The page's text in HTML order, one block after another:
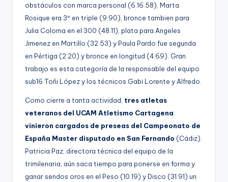
obstáculos con marca personal (6.16.58), Marta
Rosique era 3º en triple (9.90), bronce tambien para
Julia Coloma en el 300 (48.11), plata para Angeles
Jimenez en Martillo (32.53) y Paula Pardo fue segunda
en Pértiga (2.20) y bronce en longitud (4.69). Gran
trabajo es esta categoría de la responsable del equipo
sub16 Toñi López y los técnicos Gabi Lorente y Alfredo.
Como cierre a tanta actividad, tres atletas
veteranos del UCAM Atletismo Cartagena
vinieron cargados de preseas del Campeonato de
España Master disputado en San Fernando (Cádiz).
Patricia Paz, directora técnica del equipo de la
trimilenaria, aún saca tiempo para ponerse en forma y
ganar sendos oros en el Peso (10.19) y Disco (31.91) un